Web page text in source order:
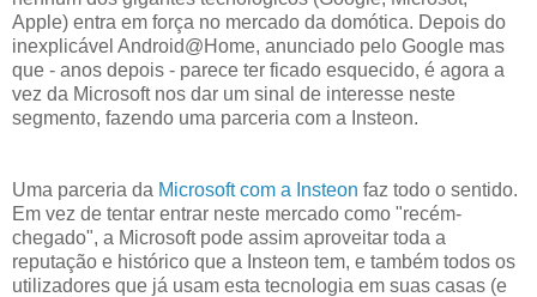
Apple) entra em força no mercado da domótica. Depois do
inexplicável Android@Home, anunciado pelo Google mas
que - anos depois - parece ter ficado esquecido, é agora a
vez da Microsoft nos dar um sinal de interesse neste
segmento, fazendo uma parceria com a Insteon.
Uma parceria da Microsoft com a Insteon faz todo o sentido.
Em vez de tentar entrar neste mercado como "recém-
chegado", a Microsoft pode assim aproveitar toda a
reputação e histórico que a Insteon tem, e também todos os
utilizadores que já usam esta tecnologia em suas casas (e